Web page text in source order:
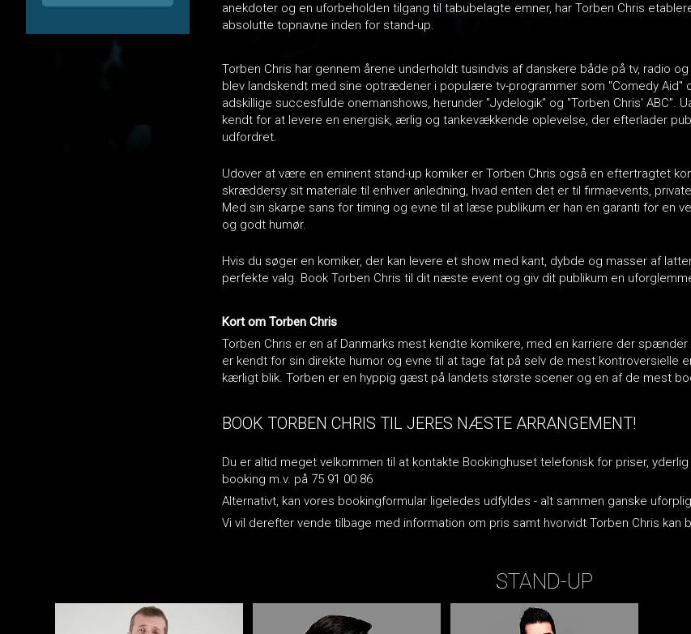
anekdoter og en uforbeholden tilgang til tabubelagte emner, har Torben Chris
absolutte topnavne inden for stand-up.
Torben Chris har gennem årene underholdt tusindvis af danskere både på tv, radio
blev landskendt med sine optrædener i populære tv-programmer som "Comedy Aid"
adskillige succesfulde onemanshows, herunder "Jydelogik" og "Torben Chris' ABC".
kendt for at levere en energisk, ærlig og tankevækkende oplevelse, der efterlader
udfordret.
Udover at være en eminent stand-up komiker er Torben Chris også en eftertragtet
skræddersy sit materiale til enhver anledning, hvad enten det er til firmaevents,
Med sin skarpe sans for timing og evne til at læse publikum er han en garanti for en
og godt humør.
Hvis du søger en komiker, der kan levere et show med kant, dybde og masser af
perfekte valg. Book Torben Chris til dit næste event og giv dit publikum en
Kort om Torben Chris
Torben Chris er en af Danmarks mest kendte komikere, med en karriere der
er kendt for sin direkte humor og evne til at tage fat på selv de mest kontroversielle
kærligt blik. Torben er en hyppig gæst på landets største scener og en af de mest
BOOK TORBEN CHRIS TIL JERES NÆSTE ARRANGEMENT!
Du er altid meget velkommen til at kontakte Bookinghuset telefonisk for priser,
booking m.v. på 75 91 00 86
Alternativt, kan vores bookingformular ligeledes udfyldes - alt sammen ganske
Vi vil derefter vende tilbage med information om pris samt hvorvidt Torben Chris kan
STAND-UP